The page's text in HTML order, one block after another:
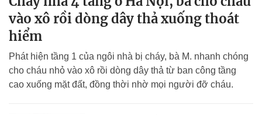
vào xô rồi dòng dây thả xuống thoát
hiểm
Phát hiện tầng 1 của ngôi nhà bị cháy, bà M. nhanh chóng
cho cháu nhỏ vào xô rồi dòng dây thả từ ban công tầng
cao xuống mặt đất, đồng thời nhờ mọi người đỡ cháu.